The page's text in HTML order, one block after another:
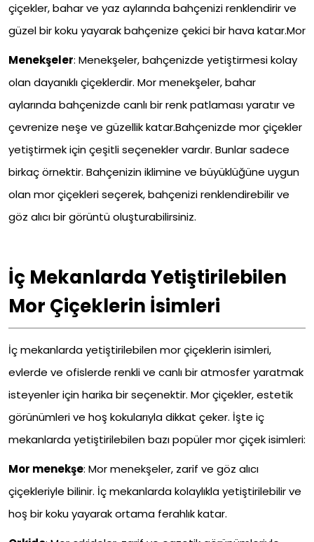
çiçekler, bahar ve yaz aylarında bahçenizi renklendirir ve
güzel bir koku yayarak bahçenize çekici bir hava katar.Mor
Menekşeler: Menekşeler, bahçenizde yetiştirmesi kolay
olan dayanıklı çiçeklerdir. Mor menekşeler, bahar
aylarında bahçenizde canlı bir renk patlaması yaratır ve
çevrenize neşe ve güzellik katar.Bahçenizde mor çiçekler
yetiştirmek için çeşitli seçenekler vardır. Bunlar sadece
birkaç örnektir. Bahçenizin iklimine ve büyüklüğüne uygun
olan mor çiçekleri seçerek, bahçenizi renklendirebilir ve
göz alıcı bir görüntü oluşturabilirsiniz.
İç Mekanlarda Yetiştirilebilen
Mor Çiçeklerin İsimleri
İç mekanlarda yetiştirilebilen mor çiçeklerin isimleri,
evlerde ve ofislerde renkli ve canlı bir atmosfer yaratmak
isteyenler için harika bir seçenektir. Mor çiçekler, estetik
görünümleri ve hoş kokularıyla dikkat çeker. İşte iç
mekanlarda yetiştirilebilen bazı popüler mor çiçek isimleri:
Mor menekşe: Mor menekşeler, zarif ve göz alıcı
çiçekleriyle bilinir. İç mekanlarda kolaylıkla yetiştirilebilir ve
hoş bir koku yayarak ortama ferahlık katar.